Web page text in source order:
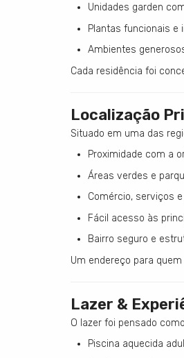
Unidades garden
Plantas funcionais e
Ambientes
Cada residência foi
Localização
Situado em uma das
Proximidade com a
Áreas verdes e
Comércio, serviços
Fácil acesso às
Bairro seguro e
Um endereço para
Lazer &
O lazer foi pensado
Piscina aquecida